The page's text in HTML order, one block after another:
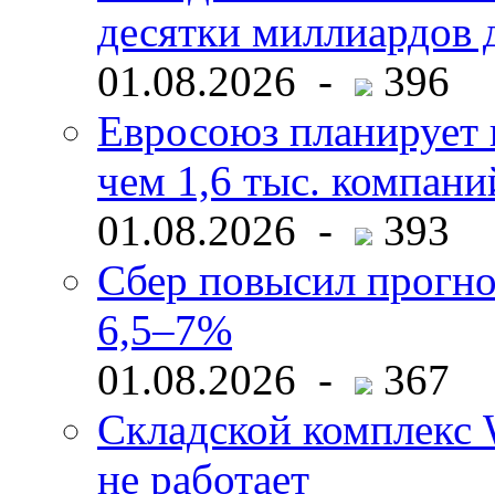
десятки миллиардов
01.08.2026 -
396
Евросоюз планирует
чем 1,6 тыс.
01.08.2026 -
393
Сбер повысил
6,5–7%
01.08.2026 -
367
Складской комплекс
не работает